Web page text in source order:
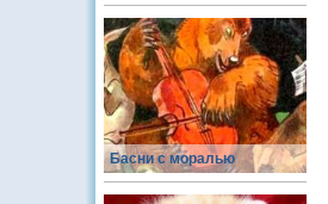
Басни с моралью